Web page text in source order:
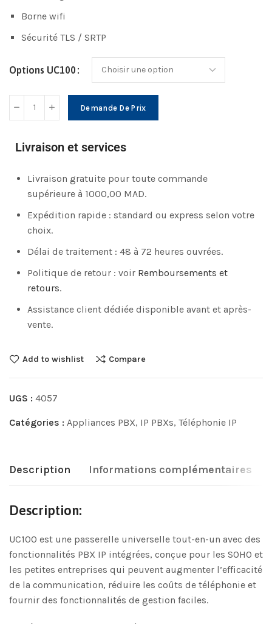
Borne wifi
Sécurité TLS / SRTP
Options UC100
Demande De Prix
Livraison et services
Livraison gratuite pour toute commande
supérieure à 1000,00 MAD.
Expédition rapide : standard ou express selon votre
choix.
Délai de traitement : 48 à 72 heures ouvrées.
Politique de retour : voir Remboursements et
retours.
Assistance client dédiée disponible avant et après-
vente.
Add to wishlist Compare
UGS : 4057
Catégories : Appliances PBX, IP PBXs, Téléphonie IP
Description Informations complémentaires
Description:
UC100 est une passerelle universelle tout-en-un avec des
fonctionnalités PBX IP intégrées, conçue pour les SOHO et
les petites entreprises qui peuvent augmenter l’efficacité
de la communication, réduire les coûts de téléphonie et
fournir des fonctionnalités de gestion faciles.